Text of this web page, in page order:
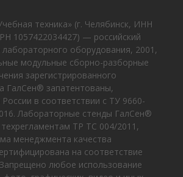
техника» (г. Челябинск, ИНН
1057422034427) — российский
лабораторного оборудования, 2001,
модульные сборно-разборные
зарегистрированного
ГалСен® запатентованы,
в соответствии с ТУ 9660-
Лабораторные стенды ГалСен®
ТР ТС 004/2011,
менеджмента качества
на соответствие
любое использование